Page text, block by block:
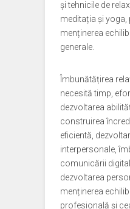
și tehnicile de
meditația și
menținerea
generale.
Îmbunătățirea
necesită timp,
dezvoltarea
construirea
eficientă,
interpersonale,
comunicării
dezvoltarea
menținerea
profesională și